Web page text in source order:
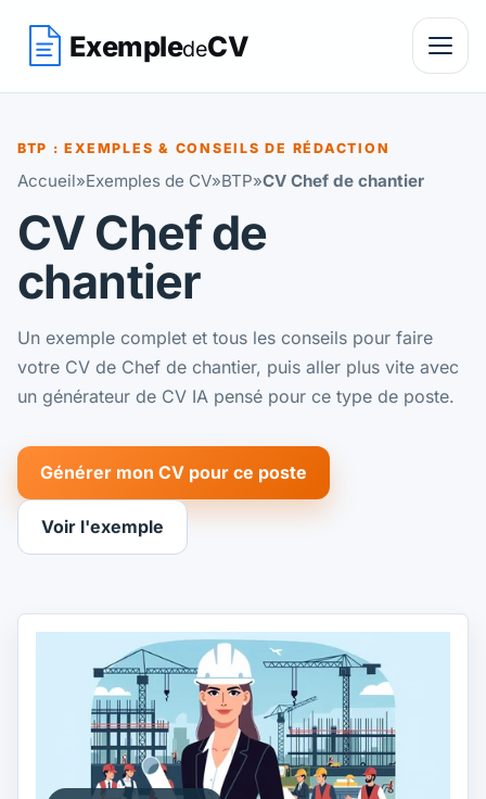
ExempledeCV
BTP : EXEMPLES & CONSEILS DE RÉDACTION
Accueil»Exemples de CV»BTP»CV Chef de chantier
CV Chef de
chantier
Un exemple complet et tous les conseils pour faire
votre CV de Chef de chantier, puis aller plus vite avec
un générateur de CV IA pensé pour ce type de poste.
Générer mon CV pour ce poste
Voir l'exemple